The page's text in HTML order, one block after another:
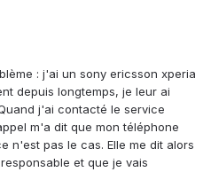
: j'ai un sony ericsson xperia
depuis longtemps, je leur ai
j'ai contacté le service
m'a dit que mon téléphone
n'est pas le cas. Elle me dit alors
et que je vais